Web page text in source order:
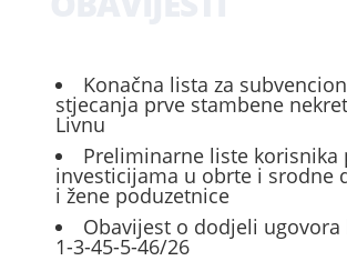
Konačna lista za
stjecanja prve stambene
Livnu
Preliminarne liste korisnika
investicijama u obrte i srodne
i žene poduzetnice
Obavijest o dodjeli ugovora
1-3-45-5-46/26